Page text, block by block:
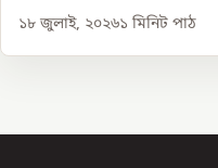
১৮ জুলাই, ২০২৬১ মিনিট পাঠ